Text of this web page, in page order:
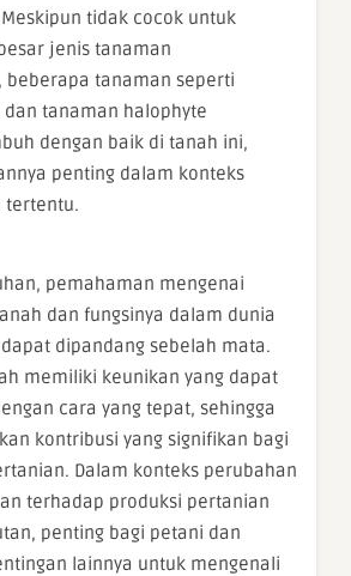
tidak cocok untuk
jenis tanaman
beberapa tanaman seperti
dan tanaman halophyte
dengan baik di tanah ini,
penting dalam konteks
tertentu.
pemahaman mengenai
dan fungsinya dalam dunia
dipandang sebelah mata.
memiliki keunikan yang dapat
cara yang tepat, sehingga
kontribusi yang signifikan bagi
Dalam konteks perubahan
terhadap produksi pertanian
penting bagi petani dan
lainnya untuk mengenali